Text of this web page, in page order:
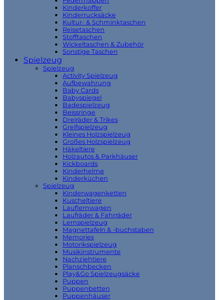
Kinderkoffer
Kinderrucksäcke
Kultur- & Schminktaschen
Reisetaschen
Stofftaschen
Wickeltaschen & Zubehör
Sonstige Taschen
Spielzeug
Spielzeug
Activity Spielzeug
Aufbewahrung
Baby Cards
Babyspiegel
Badespielzeug
Beissringe
Dreiräder & Trikes
Greifspielzeug
Kleines Holzspielzeug
Großes Holzspielzeug
Häkeltiere
Holzautos & Parkhäuser
Kickboards
Kinderhelme
Kinderküchen
Spielzeug
Kinderwagenketten
Kuscheltiere
Lauflernwagen
Laufräder & Fahrräder
Lernspielzeug
Magnettafeln & -buchstaben
Memories
Motorikspielzeug
Musikinstrumente
Nachziehtiere
Planschbecken
Play&Go Spielzeugsäcke
Puppen
Puppenbetten
Puppenhäuser